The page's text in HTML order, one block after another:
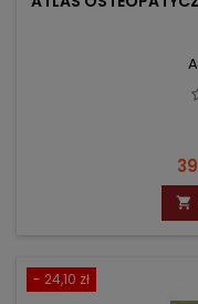

- 24,10 zł